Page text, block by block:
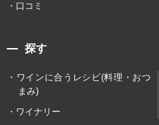
口コミ
探す
ワインに合うレシピ(料理・おつ
まみ)
ワイナリー